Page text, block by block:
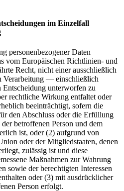
im Einzelfall
personenbezogener Daten
vom Europäischen Richtlinien- und
Recht, nicht einer ausschließlich
Verarbeitung — einschließlich
unterworfen zu
rechtliche Wirkung entfaltet oder
beeinträchtigt, sofern die
den Abschluss oder die Erfüllung
betroffenen Person und dem
ist, oder (2) aufgrund von
oder der Mitgliedstaaten, denen
zulässig ist und diese
Maßnahmen zur Wahrung
sowie der berechtigten Interessen
oder (3) mit ausdrücklicher
Person erfolgt.